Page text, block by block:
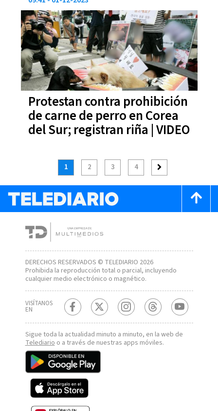
Protestan contra prohibición
de carne de perro en Corea
del Sur; registran riña | VIDEO
1 2 3 4
DERECHOS RESERVADOS © TELEDIARIO 2026
Prohibida la reproducción total o parcial, incluyendo
cualquier medio electrónico o magnético.
VISÍTANOS
EN
Sigue toda la actualidad minuto a minuto, en la web de
Telediario o a través de nuestras apps móviles.